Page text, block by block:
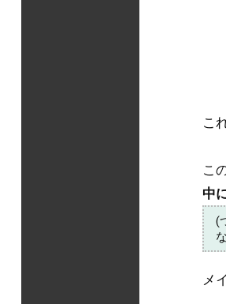
こ
こ
中
(
メ